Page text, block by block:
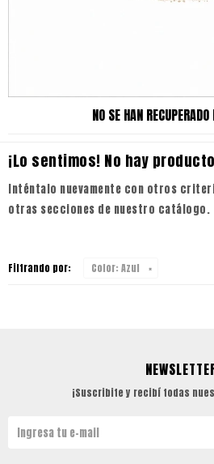
NO SE HAN
¡Lo sentimos! No hay
Inténtalo nuevamente con otros
otras secciones de nuestro catálogo.
Filtrando por: Color: Azul
¡Suscribite y recibí todas